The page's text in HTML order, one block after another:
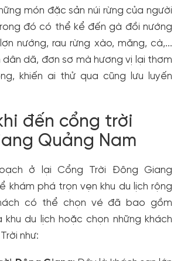
món đặc sản núi rừng của người
đó có thể kể đến gà đồi nướng
nướng, rau rừng xào, măng, cà,...
dân dã, đơn sơ mà hương vị lại thơm
khiến ai thử qua cũng lưu luyến
đến cổng trời
Quảng Nam
ở lại Cổng Trời Đông Giang
khám phá trọn vẹn khu du lịch rộng
có thể chọn vé đã bao gồm
khu du lịch hoặc chọn những khách
như: